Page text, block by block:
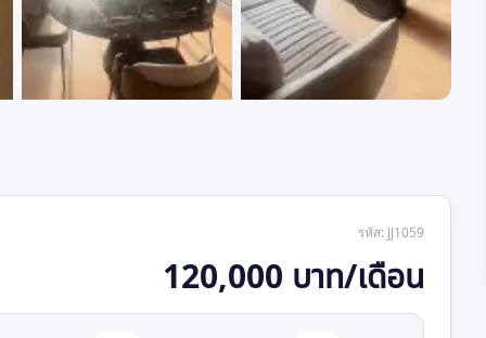
รหัส: JJ1059
120,000 บาท/เดือน